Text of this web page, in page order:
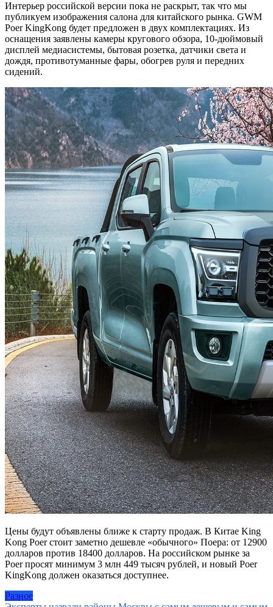
Интерьер российской версии пока не раскрыт, так что мы
публикуем изображения салона для китайского рынка. GWM
Poer KingKong будет предложен в двух комплектациях. Из
оснащения заявлены камеры кругового обзора, 10-дюймовый
дисплей медиасистемы, бытовая розетка, датчики света и
дождя, противотуманные фары, обогрев руля и передних
сидений.
Цены будут объявлены ближе к старту продаж. В Китае King
Kong Poer стоит заметно дешевле «обычного» Поера: от 12900
долларов против 18400 долларов. На российском рынке за
Poer просят минимум 3 млн 449 тысяч рублей, и новый Poer
KingKong должен оказаться доступнее.
Разное